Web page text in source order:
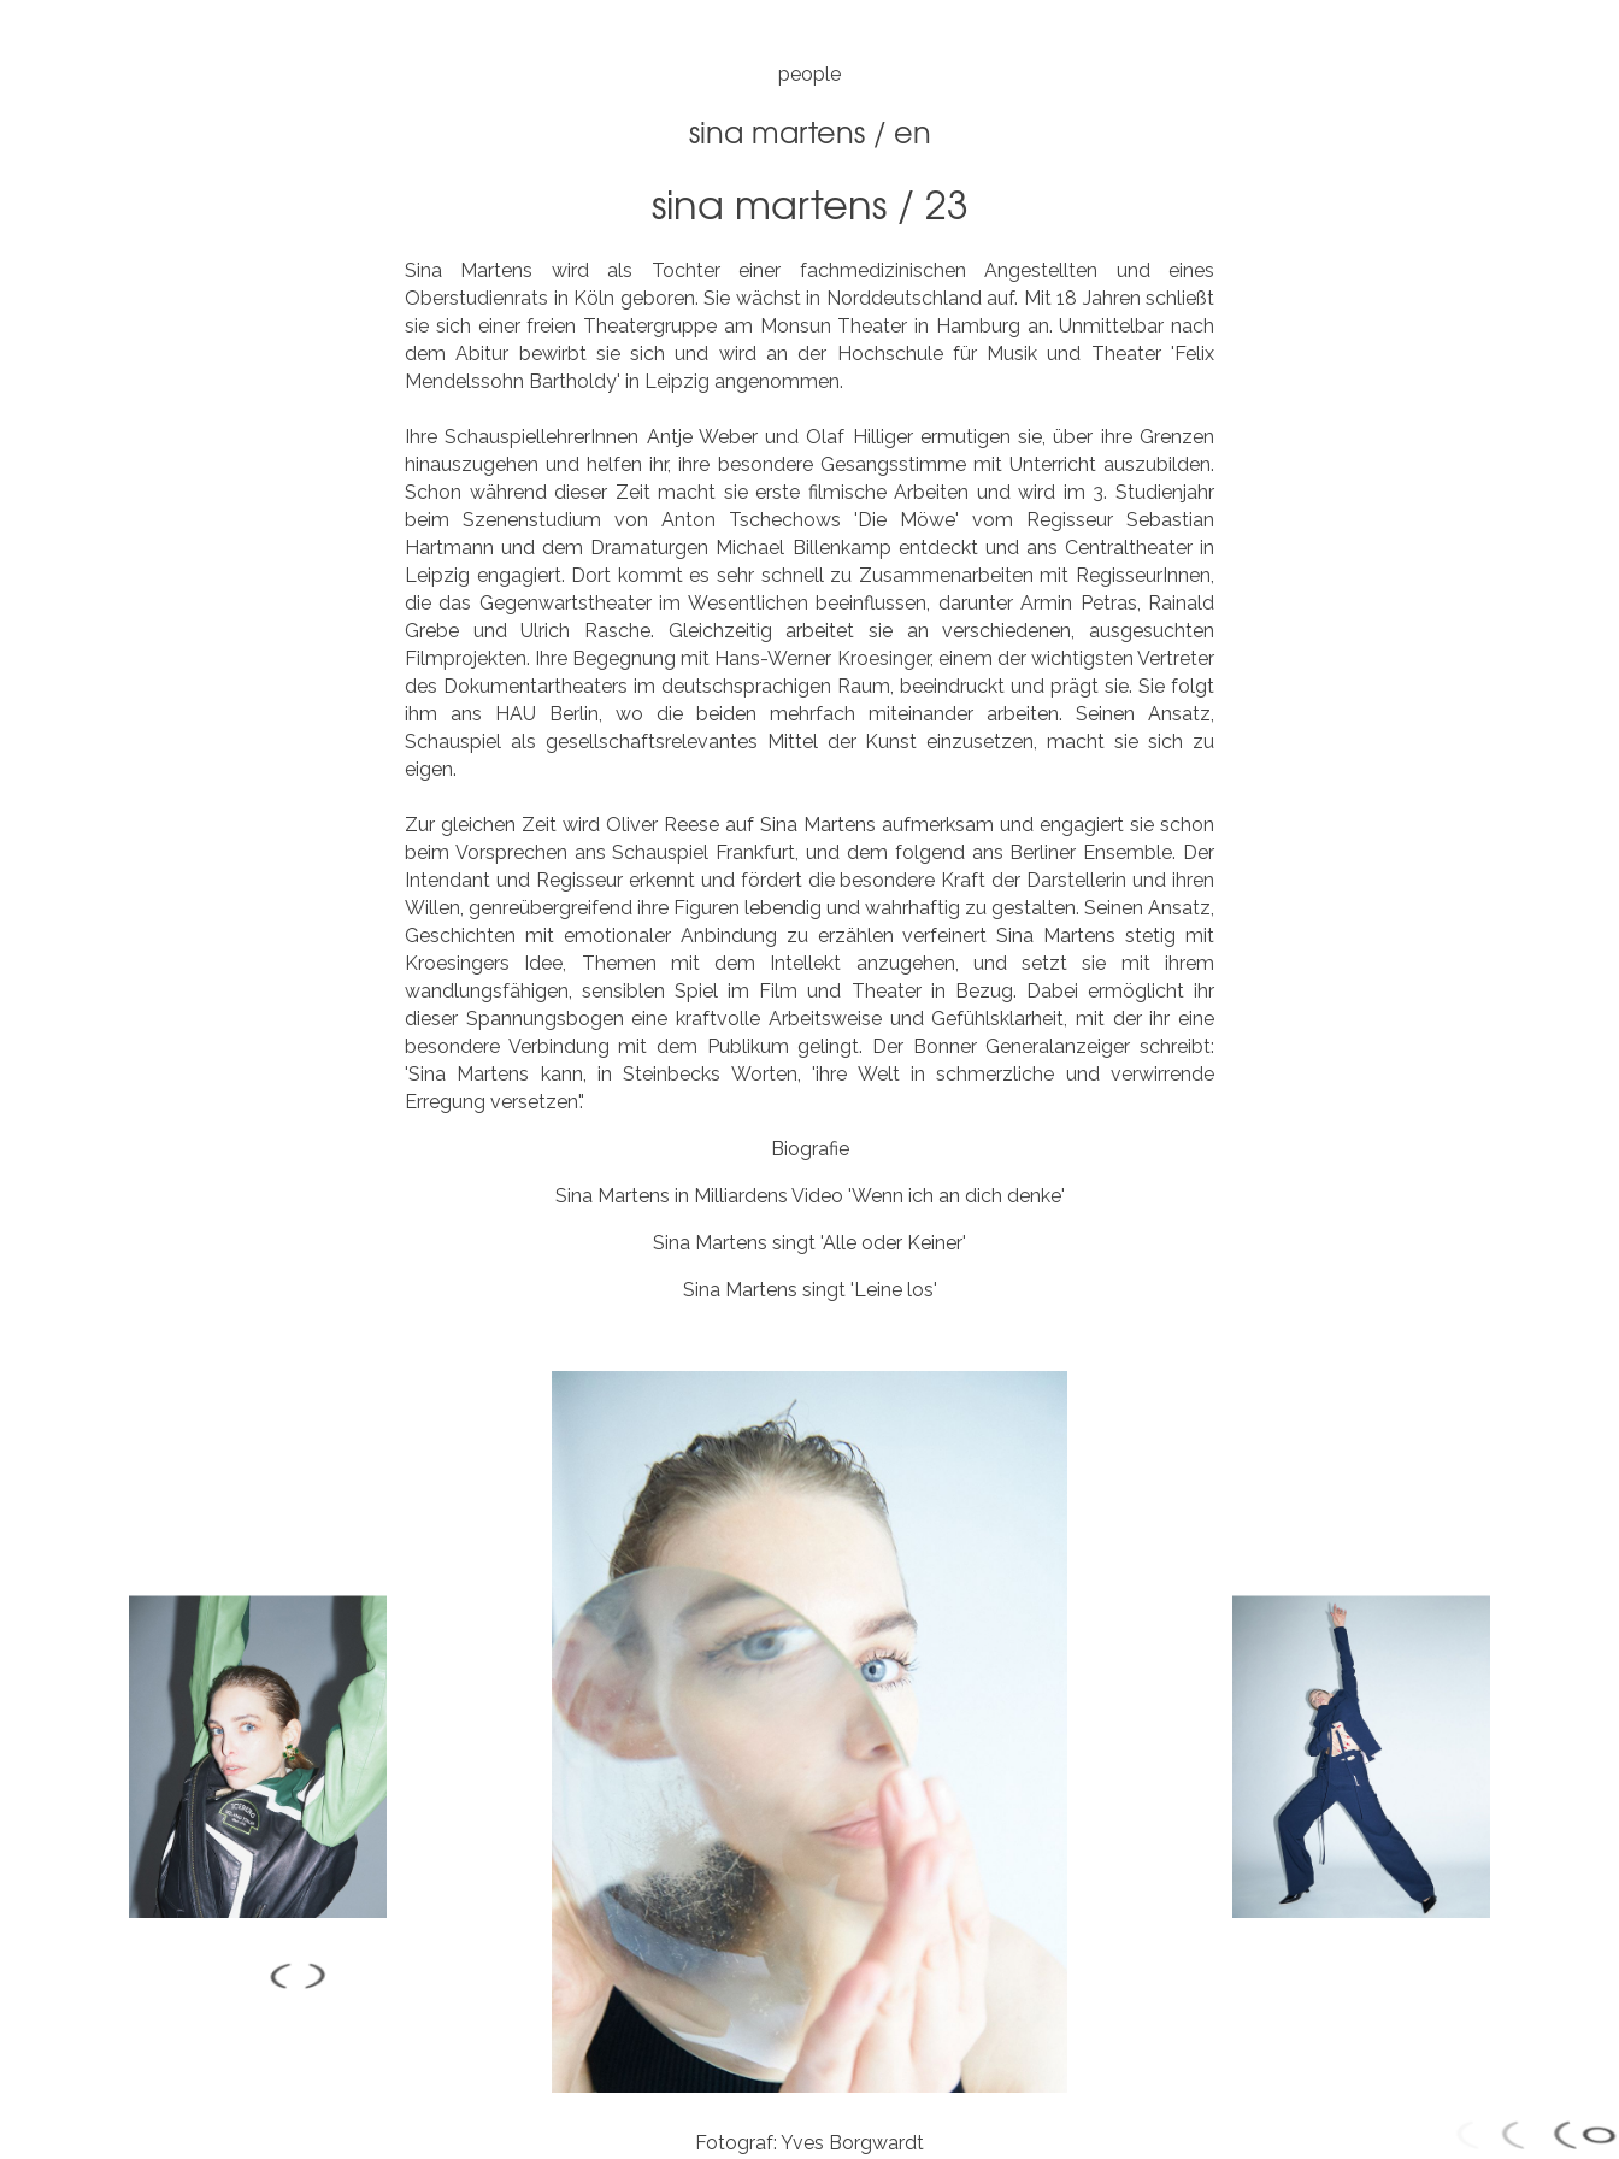
people
sina martens/ en
sina martens / 23
Sina Martens wird als Tochter einer fachmedizinischen Angestellten und eines
Oberstudienrats in Köln geboren. Sie wächst in Norddeutschland auf. Mit 18 Jahren schließt
sie sich einer freien Theatergruppe am Monsun Theater in Hamburg an. Unmittelbar nach
dem Abitur bewirbt sie sich und wird an der Hochschule für Musik und Theater 'Felix
Mendelssohn Bartholdy' in Leipzig angenommen.
Ihre SchauspiellehrerInnen Antje Weber und Olaf Hilliger ermutigen sie, über ihre Grenzen
hinauszugehen und helfen ihr, ihre besondere Gesangsstimme mit Unterricht auszubilden.
Schon während dieser Zeit macht sie erste filmische Arbeiten und wird im 3. Studienjahr
beim Szenenstudium von Anton Tschechows 'Die Möwe' vom Regisseur Sebastian
Hartmann und dem Dramaturgen Michael Billenkamp entdeckt und ans Centraltheater in
Leipzig engagiert. Dort kommt es sehr schnell zu Zusammenarbeiten mit RegisseurInnen,
die das Gegenwartstheater im Wesentlichen beeinflussen, darunter Armin Petras, Rainald
Grebe und Ulrich Rasche. Gleichzeitig arbeitet sie an verschiedenen, ausgesuchten
Filmprojekten. Ihre Begegnung mit Hans-Werner Kroesinger, einem der wichtigsten Vertreter
des Dokumentartheaters im deutschsprachigen Raum, beeindruckt und prägt sie. Sie folgt
ihm ans HAU Berlin, wo die beiden mehrfach miteinander arbeiten. Seinen Ansatz,
Schauspiel als gesellschaftsrelevantes Mittel der Kunst einzusetzen, macht sie sich zu
eigen.
Zur gleichen Zeit wird Oliver Reese auf Sina Martens aufmerksam und engagiert sie schon
beim Vorsprechen ans Schauspiel Frankfurt, und dem folgend ans Berliner Ensemble. Der
Intendant und Regisseur erkennt und fördert die besondere Kraft der Darstellerin und ihren
Willen, genreübergreifend ihre Figuren lebendig und wahrhaftig zu gestalten. Seinen Ansatz,
Geschichten mit emotionaler Anbindung zu erzählen verfeinert Sina Martens stetig mit
Kroesingers Idee, Themen mit dem Intellekt anzugehen, und setzt sie mit ihrem
wandlungsfähigen, sensiblen Spiel im Film und Theater in Bezug. Dabei ermöglicht ihr
dieser Spannungsbogen eine kraftvolle Arbeitsweise und Gefühlsklarheit, mit der ihr eine
besondere Verbindung mit dem Publikum gelingt. Der Bonner Generalanzeiger schreibt:
'Sina Martens kann, in Steinbecks Worten, 'ihre Welt in schmerzliche und verwirrende
Erregung versetzen'.'
Biografie
Sina Martens in Milliardens Video 'Wenn ich an dich denke'
Sina Martens singt 'Alle oder Keiner'
Sina Martens singt 'Leine los'
Fotograf: Yves Borgwardt